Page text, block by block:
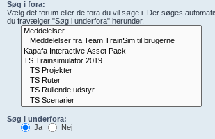
Søg i fora:
Vælg det forum eller de fora du vil søge i. Der søges
du fravælger "Søg i underfora" herunder.
Søg i underfora:
Ja
Nej